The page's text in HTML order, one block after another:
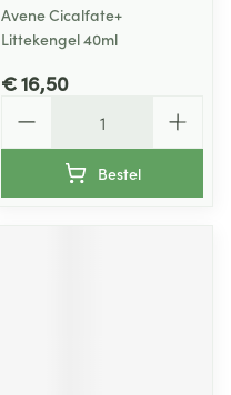
Avene Cicalfate+
Littekengel 40ml
€ 16,50
Bestel